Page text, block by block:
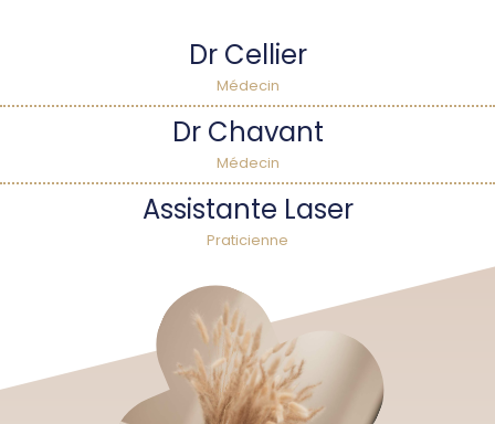
Dr Cellier
Médecin
Dr Chavant
Médecin
Assistante Laser
Praticienne